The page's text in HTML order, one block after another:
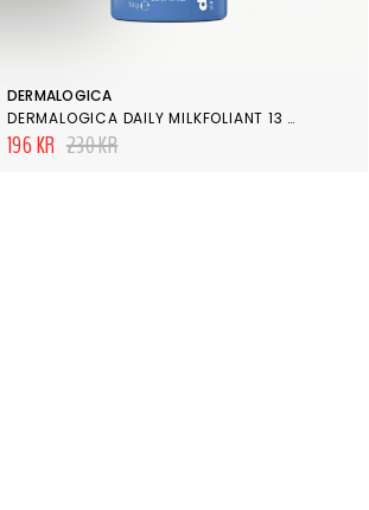
DERMALOGICA
DERMALOGICA DAILY MILKFOLIANT 13 G
196 KR 230 KR